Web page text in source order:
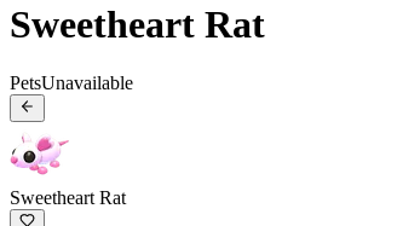
Sweetheart Rat
PetsUnavailable
Sweetheart Rat